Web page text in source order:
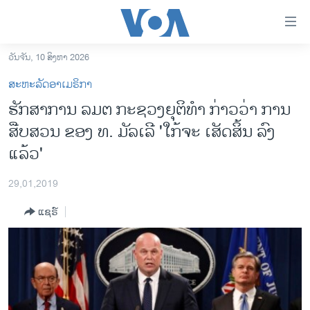
ເຂົ້າ
ຫາ
ຂ້າມ
ຂ້າມ
ຂ້າມ
ໄປ
ຫາ
ຊອກ
ລາວ
ອາເມຣິກາ
ການເລືອກຕັ້ງ ປະທານາທີບໍດີ ສະຫະລັດ 2024
ອິດສະຫຼະພາບດ້ານການຂ່າວ
ຊີວິດຊາວລາວ
ຊຸມຊົນຊາວລາວ
ວັນຈັນ, 10 ສິງຫາ 2026
ສະຫະລັດອາເມຣິກາ
ຮັກສາການ ລມຕ ກະຊວງຍຸຕິທຳ ກ່າວວ່າ ການ
ສືບສວນ ຂອງ ທ. ມັລເລີ 'ໃກ້ຈະ ເສັດ​ສິ້ນ ລົງ
ແລ້ວ'
29,01,2019
ແຊຣ໌